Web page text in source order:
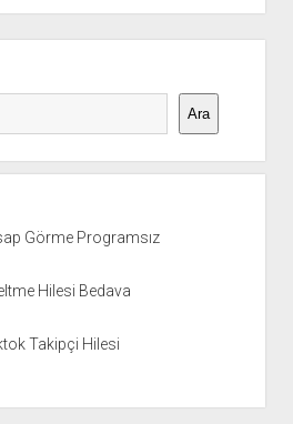
Ara
Görme Programsız
Hilesi Bedava
Takipçi Hilesi